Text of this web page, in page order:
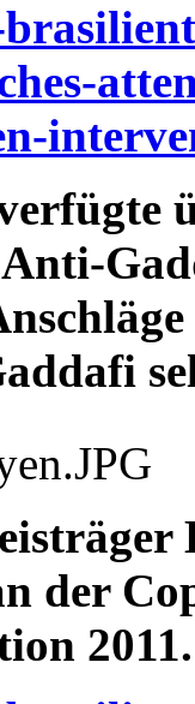
Anti-
der